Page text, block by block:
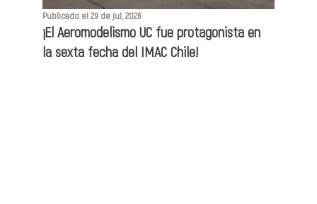
Publicado el 29 de jul, 2026
¡El Aeromodelismo UC fue protagonista en
la sexta fecha del IMAC Chile!